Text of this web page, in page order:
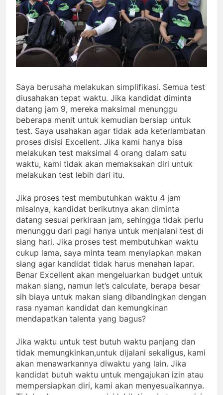
Saya berusaha melakukan simplifikasi. Semua test
diusahakan tepat waktu. Jika kandidat diminta
datang jam 9, mereka maksimal menunggu
beberapa menit untuk kemudian bersiap untuk
test. Saya usahakan agar tidak ada keterlambatan
proses disisi Excellent. Jika kami hanya bisa
melakukan test maksimal 4 orang dalam satu
waktu, kami tidak akan memaksakan diri untuk
melakukan test lebih dari itu.
Jika proses test membutuhkan waktu 4 jam
misalnya, kandidat berikutnya akan diminta
datang sesuai perkiraan jam, sehingga tidak perlu
menunggu dari pagi hanya untuk menjalani test di
siang hari. Jika proses test membutuhkan waktu
cukup lama, saya minta team menyiapkan makan
siang agar kandidat tidak harus menahan lapar.
Benar Excellent akan mengeluarkan budget untuk
makan siang, namun let’s calculate, berapa besar
sih biaya untuk makan siang dibandingkan dengan
rasa nyaman kandidat dan kemungkinan
mendapatkan talenta yang bagus?
Jika waktu untuk test butuh waktu panjang dan
tidak memungkinkan,untuk dijalani sekaligus, kami
akan menawarkannya diwaktu yang lain. Jika
kandidat butuh waktu untuk mengajukan izin atau
mempersiapkan diri, kami akan menyesuaikannya.